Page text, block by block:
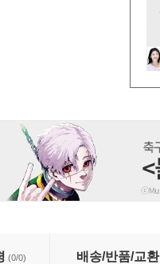
완결)
(0/0) 배송/반품/교환